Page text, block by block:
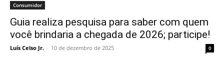
Consumidor
Guia realiza pesquisa para saber com quem
você brindaria a chegada de 2026; participe!
Luís Celso Jr. - 10 de dezembro de 2025 0